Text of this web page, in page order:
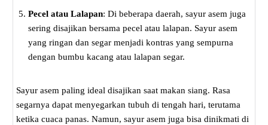
Pecel atau Lalapan: Di beberapa daerah, sayur asem juga
sering disajikan bersama pecel atau lalapan. Sayur asem
yang ringan dan segar menjadi kontras yang sempurna
dengan bumbu kacang atau lalapan segar.
Sayur asem paling ideal disajikan saat makan siang. Rasa
segarnya dapat menyegarkan tubuh di tengah hari, terutama
ketika cuaca panas. Namun, sayur asem juga bisa dinikmati di